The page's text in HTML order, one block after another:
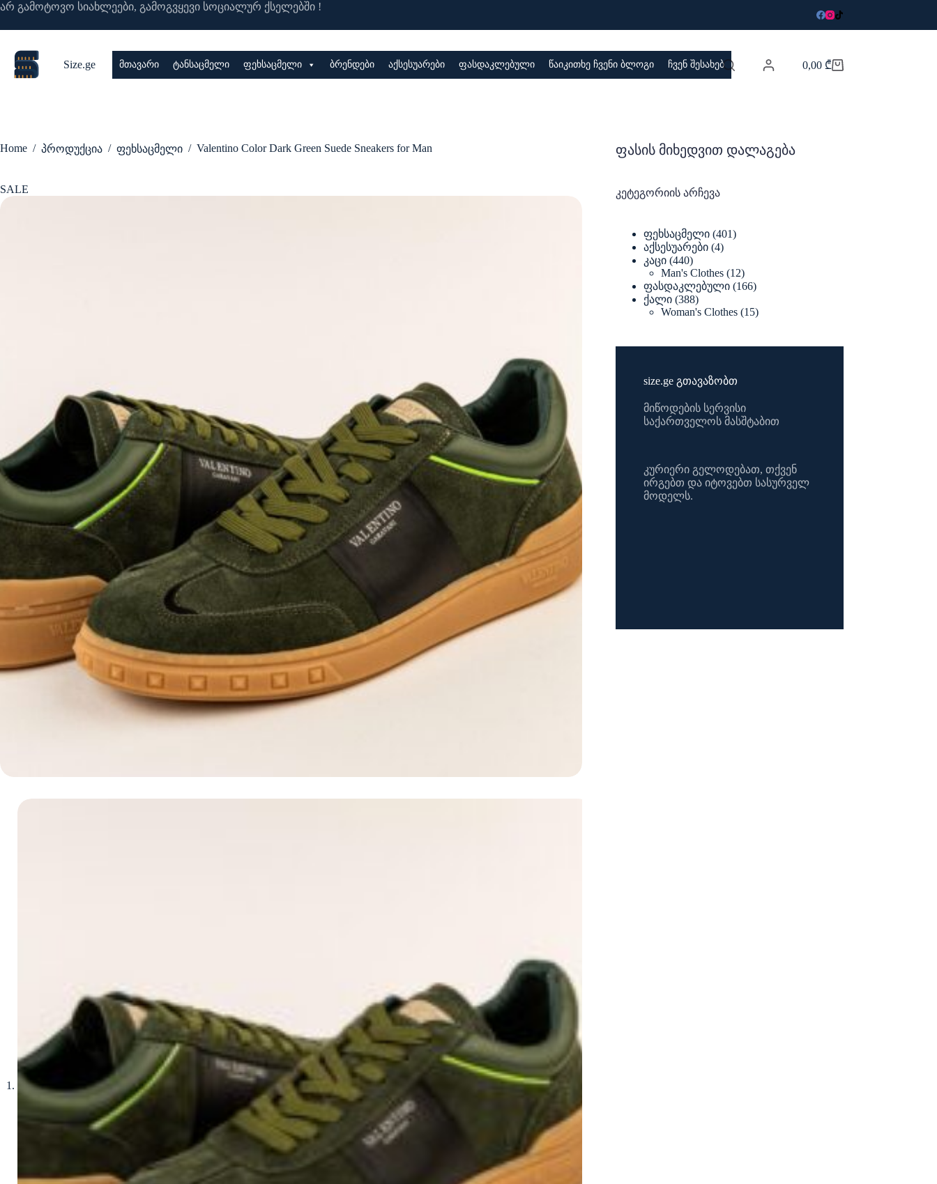
Skip
content
არ გამოტოვო სიახლეები, გამოგვყევი სოციალურ ქსელებში !
Size.ge მთავარი ტანსაცმელი ფეხსაცმელი ბრენდები აქსესუარები ფასდაკლებული წაიკითხე ჩვენი ბლოგი ჩვენ შესახებ
Shopping
0,00 ₾
Home / პროდუქცია / ფეხსაცმელი / Valentino Color Dark Green Suede Sneakers for Man
SALE
ფასის მიხედვით დალაგება
კეტეგორიის არჩევა
ფეხსაცმელი 401401
აქსესუარები 44
კაცი 440440
products
Man's Clothes 1212
products
ფასდაკლებული 166166
ქალი 388388
products
Woman's Clothes 1515
size.ge გთავაზობთ
მიწოდების სერვისი
საქართველოს მასშტაბით
კურიერი გელოდებათ, თქვენ
ირგებთ და იტოვებთ სასურველ
მოდელს.